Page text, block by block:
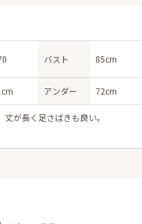
バスト 85cm
アンダー 72cm
が長く足さばきも良い。